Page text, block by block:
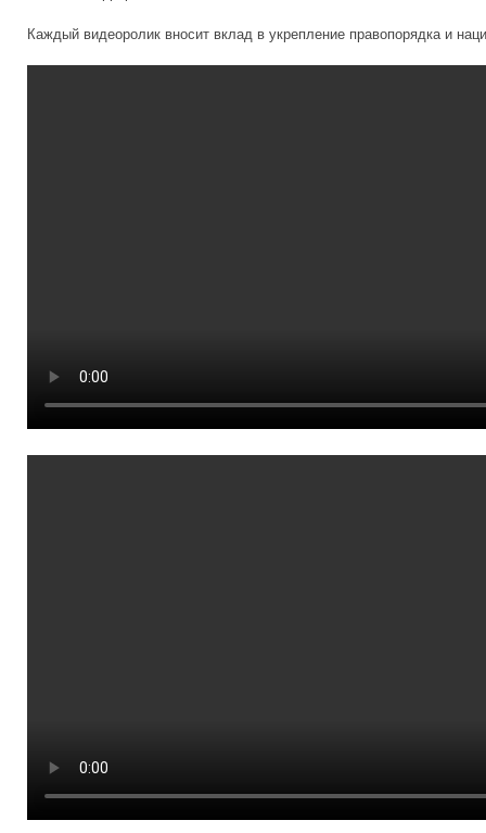
Каждый видеоролик вносит вклад в укрепление правопорядка и